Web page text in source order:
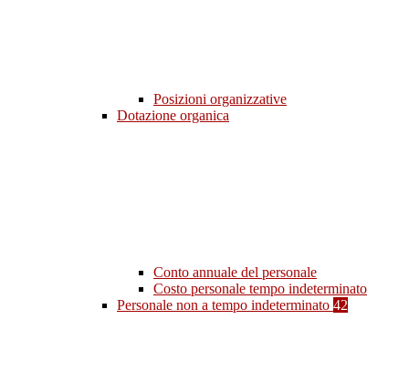
Posizioni organizzative
Dotazione organica
Conto annuale del personale
Costo personale tempo indeterminato
Personale non a tempo indeterminato 42